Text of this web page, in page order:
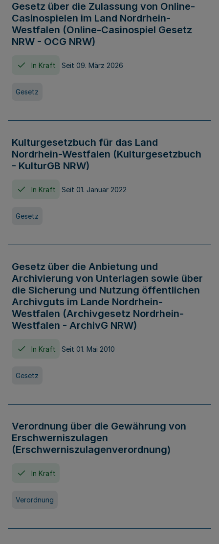
Gesetz über die Zulassung von Online-
Casinospielen im Land Nordrhein-
Westfalen (Online-Casinospiel Gesetz
NRW - OCG NRW)
In Kraft Seit 09. März 2026
Gesetz
Kulturgesetzbuch für das Land
Nordrhein-Westfalen (Kulturgesetzbuch
- KulturGB NRW)
In Kraft Seit 01. Januar 2022
Gesetz
Gesetz über die Anbietung und
Archivierung von Unterlagen sowie über
die Sicherung und Nutzung öffentlichen
Archivguts im Lande Nordrhein-
Westfalen (Archivgesetz Nordrhein-
Westfalen - ArchivG NRW)
In Kraft Seit 01. Mai 2010
Gesetz
Verordnung über die Gewährung von
Erschwerniszulagen
(Erschwerniszulagenverordnung)
In Kraft
Verordnung